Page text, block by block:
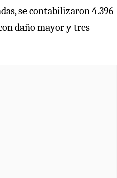
se contabilizaron 4.396
daño mayor y tres